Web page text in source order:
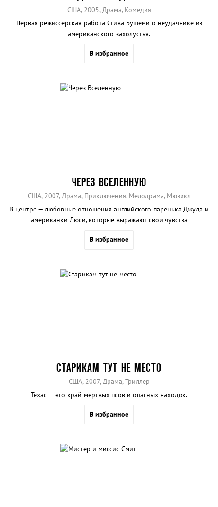
США, 2005, Драма, Комедия
Первая режиссерская работа Стива Бушеми о неудачнике из
американского захолустья.
В избранное
ЧЕРЕЗ ВСЕЛЕННУЮ
США, 2007, Драма, Приключения, Мелодрама, Мюзикл
В центре — любовные отношения английского паренька Джуда и
американки Люси, которые выражают свои чувства
В избранное
СТАРИКАМ ТУТ НЕ МЕСТО
США, 2007, Драма, Триллер
Техас — это край мертвых псов и опасных находок.
В избранное